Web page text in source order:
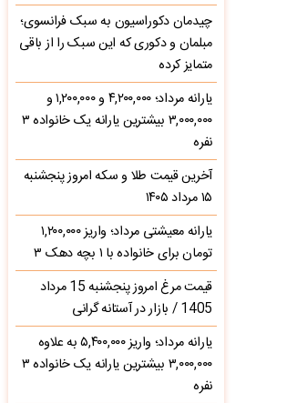
چیدمان دکوراسیون به سبک فرانسوی؛
مبلمان و دکوری که این سبک را از باقی
متمایز کرده
یارانه مرداد؛ ۴,۲۰۰,۰۰۰ و ۱,۲۰۰,۰۰۰ و
۳,۰۰۰,۰۰۰ بیشترین یارانه یک خانواده ۳
نفره
آخرین قیمت طلا و سکه امروز پنجشنبه
۱۵ مرداد ۱۴۰۵
یارانه معیشتی مرداد؛ واریز ۱,۲۰۰,۰۰۰
تومان برای خانواده با ۱ بچه دهک ۳
قیمت مرغ امروز پنجشنبه 15 مرداد
1405 / بازار در آستانه گرانی
یارانه مرداد؛ واریز ۵,۴۰۰,۰۰۰ به علاوه
۳,۰۰۰,۰۰۰ بیشترین یارانه یک خانواده ۳
نفره